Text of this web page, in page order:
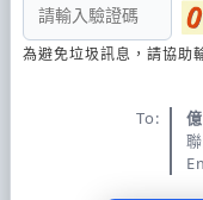
為避免垃圾訊息，請協助
To: